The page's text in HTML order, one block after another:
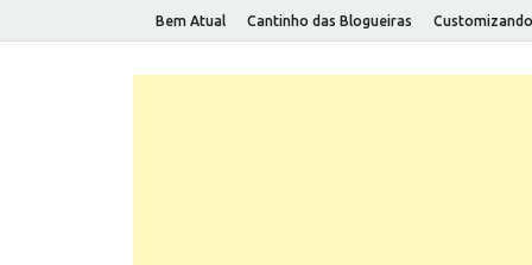
Bem Atual Cantinho das Blogueiras Customizando